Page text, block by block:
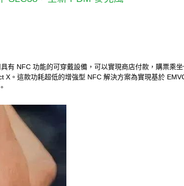
有 NFC 功能的可穿戴設備，可以實現商店付款，購票乘
這款功耗超低的增強型 NFC 解決方案為實現基於